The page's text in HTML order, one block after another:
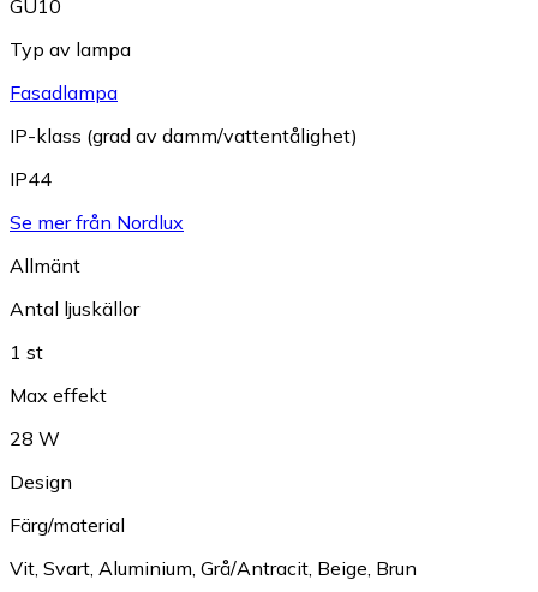
GU10
Typ av lampa
Fasadlampa
IP-klass (grad av damm/vattentålighet)
IP44
Se mer från Nordlux
Allmänt
Antal ljuskällor
1 st
Max effekt
28 W
Design
Färg/material
Vit, Svart, Aluminium, Grå/Antracit, Beige, Brun